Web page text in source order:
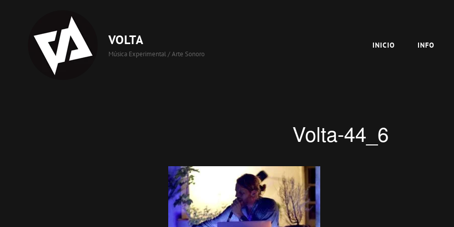
VOLTA
Música Experimental / Arte Sonoro
INICIO INFO
Volta-44_6